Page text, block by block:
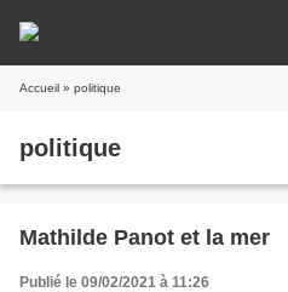
Accueil » politique
politique
Mathilde Panot et la mer
Publié le 09/02/2021 à 11:26